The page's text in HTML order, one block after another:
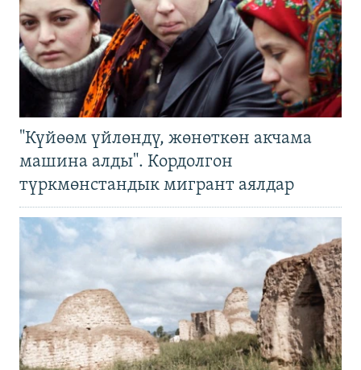
"Күйөөм үйлөндү, жөнөткөн акчама
машина алды". Кордолгон
түркмөнстандык мигрант аялдар